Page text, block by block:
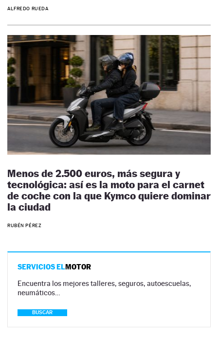
ALFREDO RUEDA
Menos de 2.500 euros, más segura y
tecnológica: así es la moto para el carnet
de coche con la que Kymco quiere dominar
la ciudad
RUBÉN PÉREZ
SERVICIOS ELMOTOR
Encuentra los mejores talleres, seguros, autoescuelas,
neumáticos…
BUSCAR